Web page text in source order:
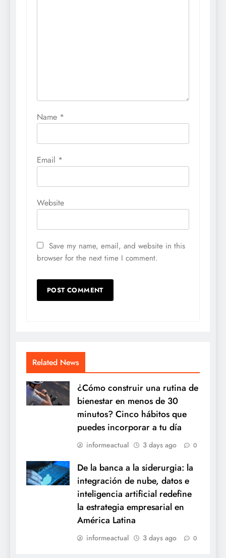
Name *
Email *
Website
Save my name, email, and website in this
browser for the next time I comment.
Related News
¿Cómo construir una rutina de
bienestar en menos de 30
minutos? Cinco hábitos que
puedes incorporar a tu día
informeactual 3 days ago 0
De la banca a la siderurgia: la
integración de nube, datos e
inteligencia artificial redefine
la estrategia empresarial en
América Latina
informeactual 3 days ago 0